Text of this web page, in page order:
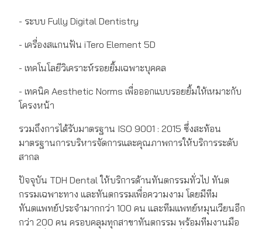
- ระบบ Fully Digital Dentistry
- เครื่องสแกนฟัน iTero Element 5D
- เทคโนโลยีวิเคราะห์รอยยิ้มเฉพาะบุคคล
- เทคนิค Aesthetic Norms เพื่อออกแบบรอยยิ้มให้เหมาะกับ
โครงหน้า
รวมถึงการได้รับมาตรฐาน ISO 9001 : 2015 ซึ่งสะท้อน
มาตรฐานการบริหารจัดการและคุณภาพการให้บริการระดับ
สากล
ปัจจุบัน TDH Dental ให้บริการด้านทันตกรรมทั่วไป ทันต
กรรมเฉพาะทาง และทันตกรรมเพื่อความงาม โดยมีทีม
ทันตแพทย์ประจำมากกว่า 100 คน และทีมแพทย์หมุนเวียนอีก
กว่า 200 คน ครอบคลุมทุกสาขาทันตกรรม พร้อมทีมงานมือ